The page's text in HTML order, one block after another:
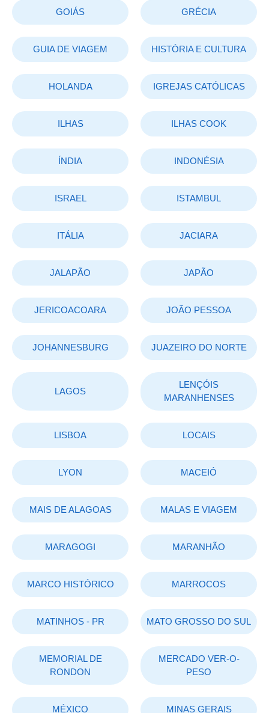
GOIÁS GRÉCIA
GUIA DE VIAGEM HISTÓRIA E CULTURA
HOLANDA IGREJAS CATÓLICAS
ILHAS ILHAS COOK
ÍNDIA INDONÉSIA
ISRAEL ISTAMBUL
ITÁLIA JACIARA
JALAPÃO JAPÃO
JERICOACOARA JOÃO PESSOA
JOHANNESBURG JUAZEIRO DO NORTE
LAGOS
LENÇÓIS
MARANHENSES
LISBOA LOCAIS
LYON MACEIÓ
MAIS DE ALAGOAS MALAS E VIAGEM
MARAGOGI MARANHÃO
MARCO HISTÓRICO MARROCOS
MATINHOS - PR MATO GROSSO DO SUL
MEMORIAL DE
RONDON
MERCADO VER-O-
PESO
MÉXICO MINAS GERAIS